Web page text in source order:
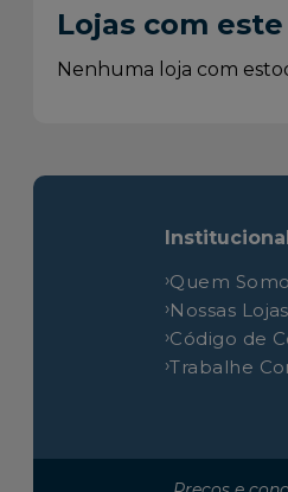
Chevrolet
Chevrolet
Chevrolet
Lojas com
Nenhuma loja com
Quem
Nossas Lojas
Código de
Trabalhe